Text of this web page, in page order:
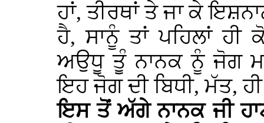
ਹਾਂ, ਤੀਰਥਾਂ ਤੇ ਜਾ ਕੇ
ਹੈ, ਸਾਨੂੰ ਤਾਂ ਪਹਿਲਾਂ
ਅਉਧੂ ਤੂੰ ਨਾਨਕ ਨੂੰ ਜੋਗ
ਇਹ ਜੋਗ ਦੀ ਬਿਧੀ, ਮੱਤ,
ਇਸ ਤੋਂ ਅੱਗੇ ਨਾਨਕ ਜੀ